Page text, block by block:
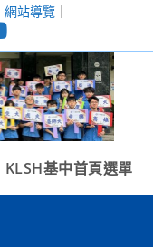
網站導覽｜
KLSH基中首頁選單